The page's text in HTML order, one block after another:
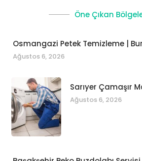
Öne Çıkan
Osmangazi Petek Temizleme |
Ağustos 6, 2026
Sarıyer Çamaşır
Ağustos 6, 2026